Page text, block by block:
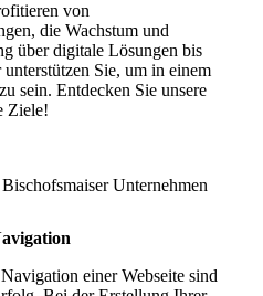
von
die Wachstum und
über digitale Lösungen bis
Sie, um in einem
sein. Entdecken Sie unsere
Ziele!
einer Webseite sind